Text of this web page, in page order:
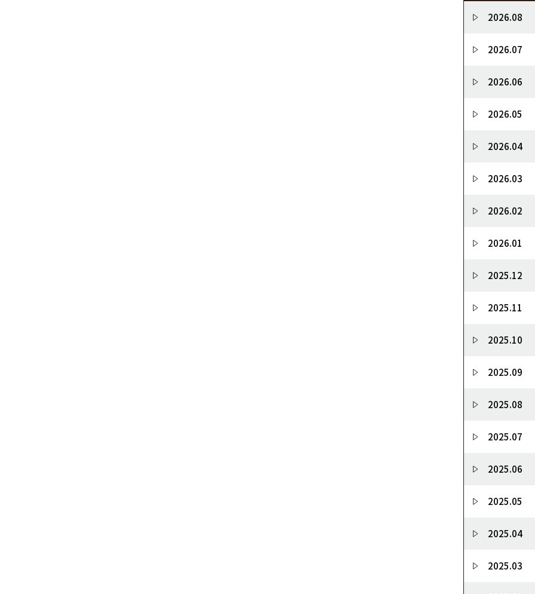
2026.08
2026.07
2026.06
2026.05
2026.04
2026.03
2026.02
2026.01
2025.12
2025.11
2025.10
2025.09
2025.08
2025.07
2025.06
2025.05
2025.04
2025.03